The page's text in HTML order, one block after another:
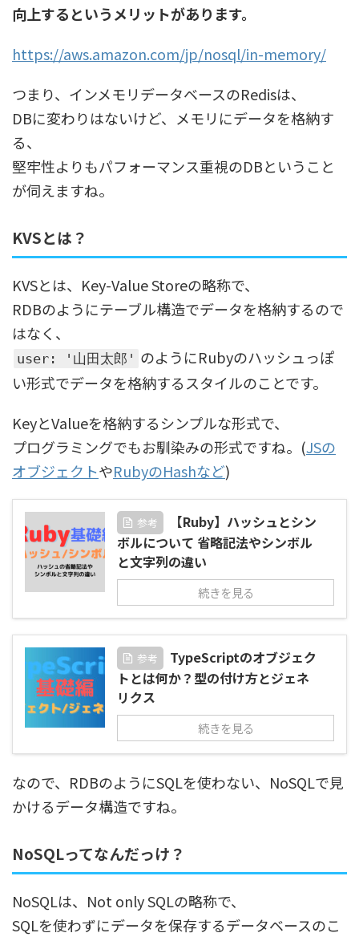
向上するというメリットがあります。
https://aws.amazon.com/jp/nosql/in-memory/
つまり、インメモリデータベースのRedisは、
DBに変わりはないけど、メモリにデータを格納す
る、
堅牢性よりもパフォーマンス重視のDBということ
が伺えますね。
KVSとは？
KVSとは、Key-Value Storeの略称で、
RDBのようにテーブル構造でデータを格納するので
はなく、
user: '山田太郎' のようにRubyのハッシュっぽ
い形式でデータを格納するスタイルのことです。
KeyとValueを格納するシンプルな形式で、
プログラミングでもお馴染みの形式ですね。(JSの
オブジェクトやRubyのHashなど)
参考
【Ruby】ハッシュとシン
ボルについて 省略記法やシンボル
と文字列の違い
続きを見る
参考
TypeScriptのオブジェク
トとは何か？型の付け方とジェネ
リクス
続きを見る
なので、RDBのようにSQLを使わない、NoSQLで見
かけるデータ構造ですね。
NoSQLってなんだっけ？
NoSQLは、Not only SQLの略称で、
SQLを使わずにデータを保存するデータベースのこ